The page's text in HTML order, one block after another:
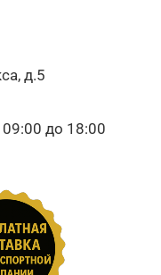
д.5
до 18:00